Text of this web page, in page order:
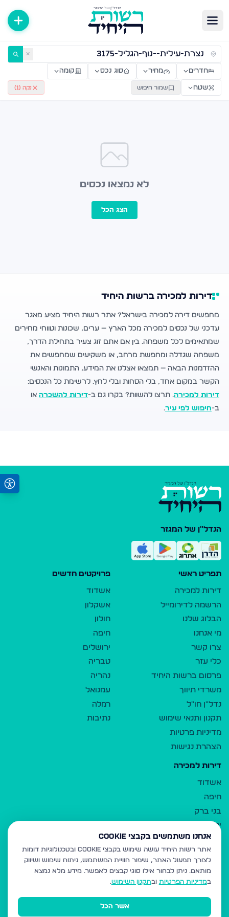
דירות למכירה ולהשכרה — רשות היחיד ✕
חדרים מחיר סוג נכס קומה
שטח שמור חיפוש נקה ( 1
)
לא נמצאו נכסים
הצג הכל
דירות למכירה ברשות היחיד
מחפשים דירה למכירה בישראל? אתר רשות היחיד מציע מאגר
עדכני של נכסים למכירה מכל הארץ — ערים, שכונות וטווחי מחירים
שמתאימים לכל משפחה. בין אם אתם זוג צעיר בתחילת הדרך,
משפחה שגדלה ומחפשת מרחב, או משקיעים שמחפשים את
ההזדמנות הבאה — תמצאו אצלנו את המידע, התמונות והאנשי
הקשר במקום אחד, בלי הסחות ובלי לחץ. לרשימת כל הנכסים:
דירות למכירה. תרצו להשוות? בקרו גם ב-דירות להשכרה או
ב-חיפוש לפי עיר.
הנדל"ן של המגזר
תפריט ראשי
דירות למכירה
הרשמה לדירומייל
הבלוג שלנו
מי אנחנו
צרו קשר
כלי עזר
פרסום ברשות היחיד
משרדי תיווך
נדל"ן חו"ל
תקנון ותנאי שימוש
מדיניות פרטיות
הצהרת נגישות
פרויקטים חדשים
אשדוד
אשקלון
חולון
חיפה
ירושלים
טבריה
נהריה
עמנואל
רמלה
נתיבות
דירות למכירה
אשדוד
חיפה
בני ברק
ירושלים
אלעד
גבעת זאב
בית שמש
רכסים
מודיעין עילית
אנחנו משתמשים בקבצי Cookie
אתר רשות היחיד עושה שימוש בקבצי Cookie ובטכנולוגיות דומות
לצורך תפעול האתר, שיפור חוויית המשתמש, ניתוח שימוש ושיווק
מותאם. ניתן לבחור אילו סוגי קבצים לאפשר. מידע מלא נמצא
במדיניות הפרטיות ובתקנון השימוש.
אשר הכל